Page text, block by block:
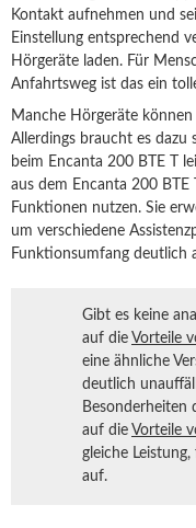
Kontakt aufnehmen und
Einstellung entsprechend
Hörgeräte laden. Für
Anfahrtsweg ist das ein
Manche Hörgeräte
Allerdings braucht es dazu
beim Encanta 200 BTE T
aus dem Encanta 200 BTE
Funktionen nutzen. Sie
um verschiedene
Funktionsumfang deutlich
Gibt es keine
auf die Vorteile
eine ähnliche
deutlich
Besonderheiten
auf die Vorteile
gleiche
auf.